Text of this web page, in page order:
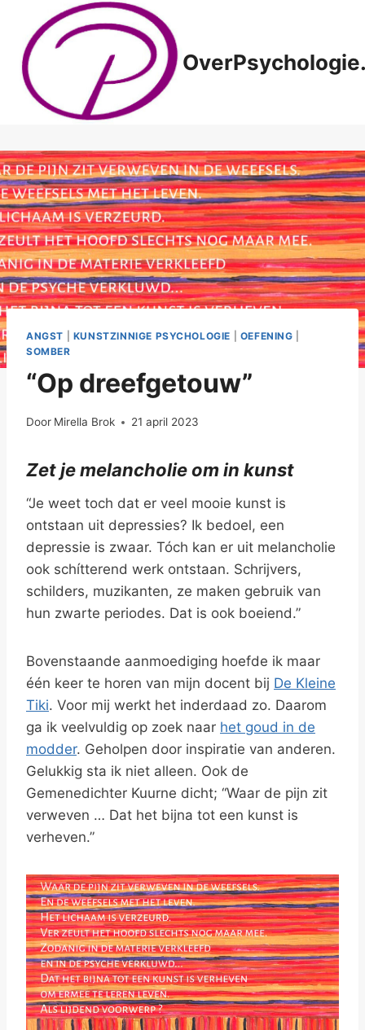
Doorgaan
inhoud
ANGST KUNSTZINNIGE PSYCHOLOGIE OEFENING
SOMBER
“Op dreefgetouw”
Door Mirella Brok 21 april 2023
Zet je melancholie om in kunst
“Je weet toch dat er veel mooie kunst is
ontstaan uit depressies? Ik bedoel, een
depressie is zwaar. Tóch kan er uit melancholie
ook schítterend werk ontstaan. Schrijvers,
schilders, muzikanten, ze maken gebruik van
hun zwarte periodes. Dat is ook boeiend.”
Bovenstaande aanmoediging hoefde ik maar
één keer te horen van mijn docent bij De Kleine
Tiki. Voor mij werkt het inderdaad zo. Daarom
ga ik veelvuldig op zoek naar het goud in de
modder. Geholpen door inspiratie van anderen.
Gelukkig sta ik niet alleen. Ook de
Gemenedichter Kuurne dicht; “Waar de pijn zit
verweven … Dat het bijna tot een kunst is
verheven.”